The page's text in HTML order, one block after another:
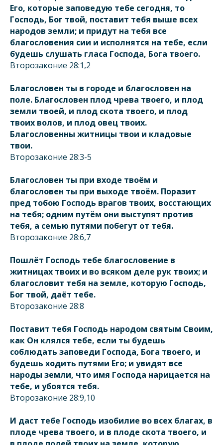
Его, которые заповедую тебе сегодня, то
Господь, Бог твой, поставит тебя выше всех
народов земли; и придут на тебя все
благословения сии и исполнятся на тебе, если
будешь слушать гласа Господа, Бога твоего.
Второзаконие 28:1,2
Благословен ты в городе и благословен на
поле. Благословен плод чрева твоего, и плод
земли твоей, и плод скота твоего, и плод
твоих волов, и плод овец твоих.
Благословенны житницы твои и кладовые
твои.
Второзаконие 28:3-5
Благословен ты при входе твоём и
благословен ты при выходе твоём. Поразит
пред тобою Господь врагов твоих, восстающих
на тебя; одним путём они выступят против
тебя, а семью путями побегут от тебя.
Второзаконие 28:6,7
Пошлёт Господь тебе благословение в
житницах твоих и во всяком деле рук твоих; и
благословит тебя на земле, которую Господь,
Бог твой, даёт тебе.
Второзаконие 28:8
Поставит тебя Господь народом святым Своим,
как Он клялся тебе, если ты будешь
соблюдать заповеди Господа, Бога твоего, и
будешь ходить путями Его; и увидят все
народы земли, что имя Господа нарицается на
тебе, и убоятся тебя.
Второзаконие 28:9,10
И даст тебе Господь изобилие во всех благах, в
плоде чрева твоего, и в плоде скота твоего, и